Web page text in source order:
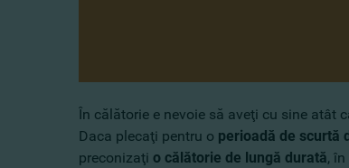
În călătorie e nevoie să aveţi cu sine atât
Daca plecaţi pentru o perioadă de scurtă
preconizaţi o călătorie de lungă durată,